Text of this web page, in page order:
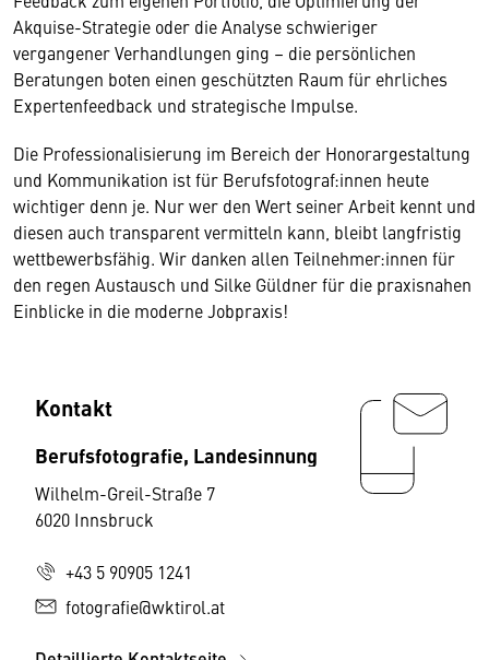
Akquise-Strategie oder die Analyse schwieriger
vergangener Verhandlungen ging – die persönlichen
Beratungen boten einen geschützten Raum für ehrliches
Expertenfeedback und strategische Impulse.
Die Professionalisierung im Bereich der Honorargestaltung
und Kommunikation ist für Berufsfotograf:innen heute
wichtiger denn je. Nur wer den Wert seiner Arbeit kennt und
diesen auch transparent vermitteln kann, bleibt langfristig
wettbewerbsfähig. Wir danken allen Teilnehmer:innen für
den regen Austausch und Silke Güldner für die praxisnahen
Einblicke in die moderne Jobpraxis!
Kontakt
Berufsfotografie, Landesinnung
Wilhelm-Greil-Straße 7
6020 Innsbruck
+43 5 90905 1241
fotografie@wktirol.at